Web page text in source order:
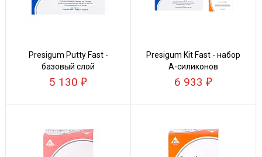
Presigum Putty Fast -
базовый слой
5 130
Presigum Kit Fast - набор
А-силиконов
6 933